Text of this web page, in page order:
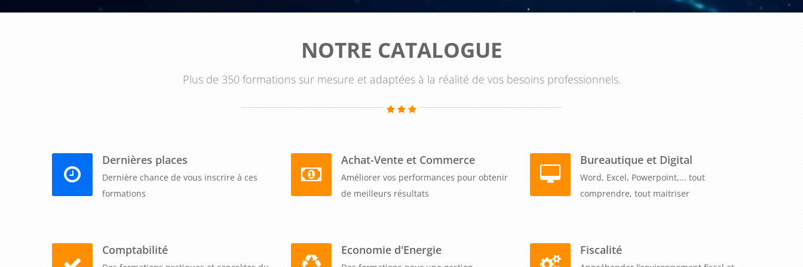
l'open-source dans leur entreprise.
NOTRE CATALOGUE
Plus de 350 formations sur mesure et adaptées à la réalité de vos besoins professionnels.
Dernières places
Dernière chance de vous inscrire à ces
formations
Achat-Vente et Commerce
Améliorer vos performances pour obtenir
de meilleurs résultats
Bureautique et Digital
Word, Excel, Powerpoint,... tout
comprendre, tout maitriser
Comptabilité Economie d'Energie Fiscalité